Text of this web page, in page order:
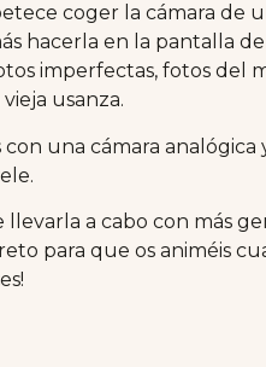
coger la cámara de
hacerla en la pantalla
imperfectas, fotos del
usanza.
con una cámara
a cabo con más
para que os animéis